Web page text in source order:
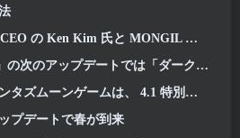
Kim 氏と MONGIL について語る: スターダイブ
プデートでは「ダークサイド」への旅が始まります
ムーンゲームは、 4.1 特別プログラム
プデートで春が到来